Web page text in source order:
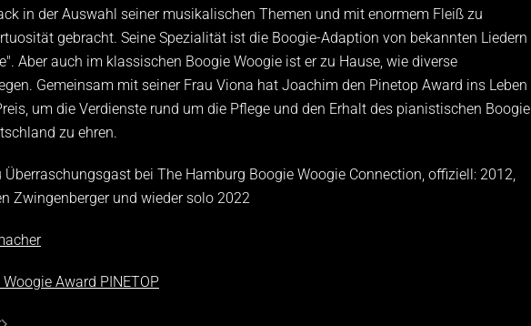
in der Auswahl seiner musikalischen Themen und mit enormem Fleiß zu
gebracht. Seine Spezialität ist die Boogie-Adaption von bekannten Liedern
Aber auch im klassischen Boogie Woogie ist er zu Hause, wie diverse
Gemeinsam mit seiner Frau Viona hat Joachim den Pinetop Award ins Leben
um die Verdienste rund um die Pflege und den Erhalt des pianistischen Boogie
zu ehren.
Überraschungsgast bei The Hamburg Boogie Woogie Connection, offiziell: 2012,
Zwingenberger und wieder solo 2022
Award PINETOP